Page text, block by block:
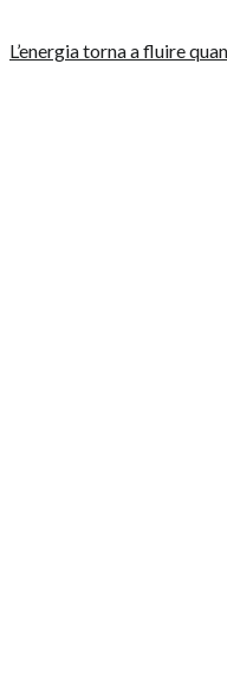
L’energia torna a fluire